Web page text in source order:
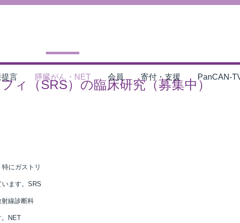
言 膵臓がん・NET 会員 寄付・支援 PanCAN-
ィ（SRS）の臨床研究（募集中）
にガストリ
ます。SRS
線診断科
。NET